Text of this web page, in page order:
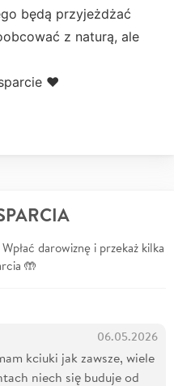
będą przyjeżdżać
z naturą, ale
❤️
darowiznę i przekaż kilka
🤲
06.05.2026
kciuki jak zawsze, wiele
niech się buduje od